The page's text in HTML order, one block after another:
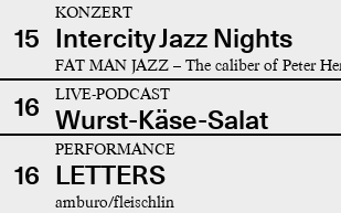
15
KONZERT
Intercity Jazz Nights
FAT MAN JAZZ – The caliber of Peter
16 LIVE-PODCAST
Wurst-Käse-Salat
16
PERFORMANCE
LETTERS
amburo/fleischlin